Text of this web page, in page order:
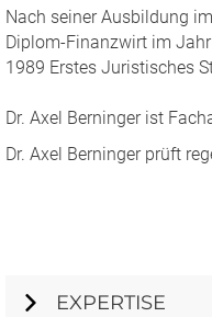
Nach seiner Ausbildung
Diplom-Finanzwirt im
1989 Erstes Juristisches
Dr. Axel Berninger ist
Dr. Axel Berninger prüft
EXPERTISE